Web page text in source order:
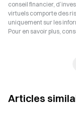
conseil financier,
virtuels comporte des
uniquement sur les
Pour en savoir plus,
Articles